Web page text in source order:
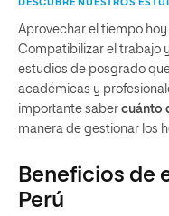
Aprovechar el tiempo hoy
Compatibilizar el trabajo
estudios de posgrado
académicas y
importante saber cuánto
manera de gestionar los
Beneficios de
Perú